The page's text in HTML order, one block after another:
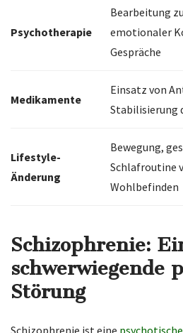
Psychotherapie
Bearbeitung
emotionaler
Gespräche
Medikamente
Einsatz von
Stabilisierung
Lifestyle-
Änderung
Bewegung,
Schlafroutine
Wohlbefinden
Schizophrenie:
schwerwiegende
Störung